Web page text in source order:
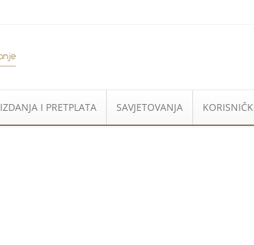
IZDANJA I PRETPLATA SAVJETOVANJA